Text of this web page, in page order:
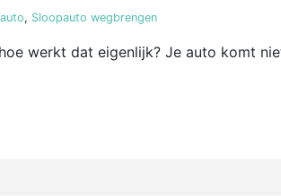
, Sloopauto wegbrengen
werkt dat eigenlijk? Je auto komt